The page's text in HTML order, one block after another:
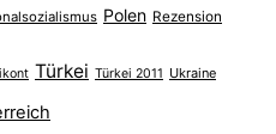
Polen Rezension
Türkei Türkei 2011 Ukraine